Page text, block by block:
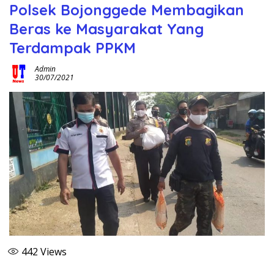
Polsek Bojonggede Membagikan
Beras ke Masyarakat Yang
Terdampak PPKM
Admin
30/07/2021
442 Views